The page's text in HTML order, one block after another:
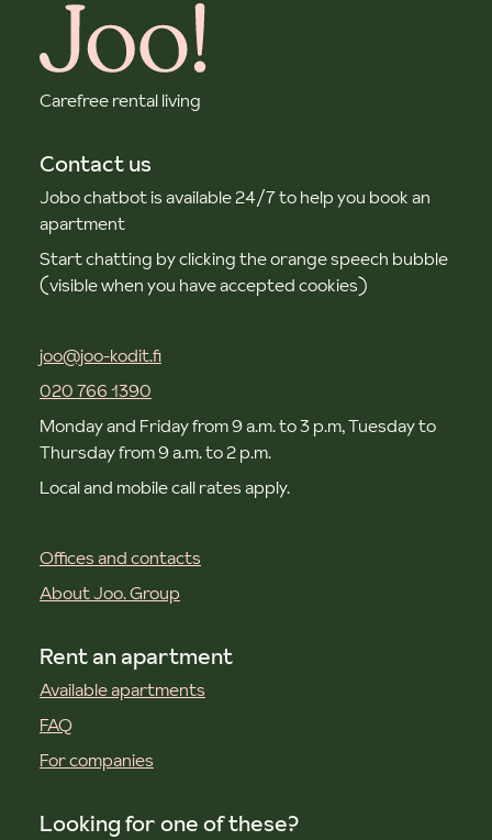
Carefree rental living
Contact us
Jobo chatbot is available 24/7 to help you book an
apartment
Start chatting by clicking the orange speech bubble
(visible when you have accepted cookies)
joo@joo-kodit.fi
020 766 1390
Monday and Friday from 9 a.m. to 3 p.m, Tuesday to
Thursday from 9 a.m. to 2 p.m.
Local and mobile call rates apply.
Offices and contacts
About Joo. Group
Rent an apartment
Available apartments
FAQ
For companies
Looking for one of these?